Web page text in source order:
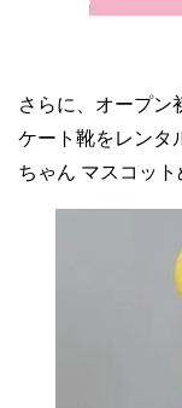
さらに、オープン
ケート靴をレンタ
ちゃん マスコット